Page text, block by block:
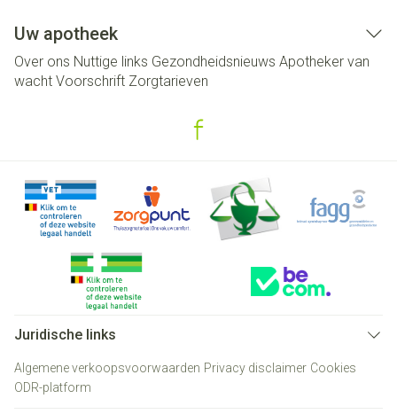
Uw apotheek
Over ons Nuttige links Gezondheidsnieuws Apotheker van
wacht Voorschrift Zorgtarieven
Juridische links
Algemene verkoopsvoorwaarden Privacy disclaimer Cookies
ODR-platform